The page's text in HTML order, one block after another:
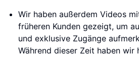
Wir haben außerdem Videos
früheren Kunden gezeigt, um
und exklusive Zugänge
Während dieser Zeit haben wir